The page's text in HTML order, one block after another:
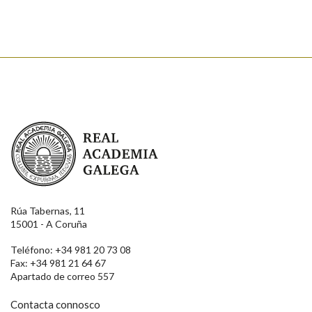
Real Academia Galega
Rúa Tabernas, 11
15001 - A Coruña
Teléfono: +34 981 20 73 08
Fax: +34 981 21 64 67
Apartado de correo 557
Contacta connosco